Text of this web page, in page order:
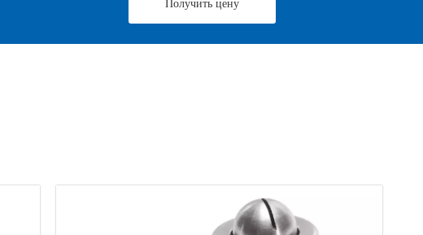
Получить цену